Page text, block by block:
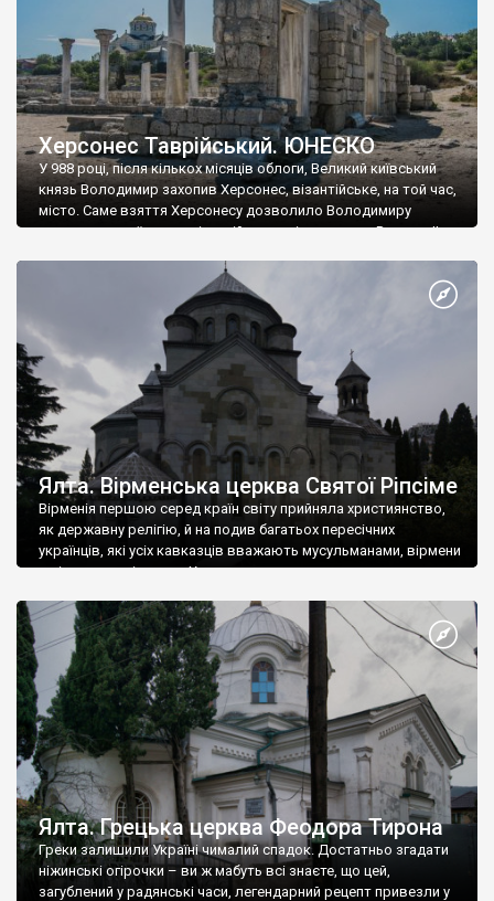
Херсонес Таврійський. ЮНЕСКО
У 988 році, після кількох місяців облоги, Великий київський
князь Володимир захопив Херсонес, візантійське, на той час,
місто. Саме взяття Херсонесу дозволило Володимиру
диктувати свої умови візантійському імператору Василю ІІ, та
Херсонесі Володимир-язичник, став Василем-християнином.
А потім було Хрещення Русі. На честь Херсонесу Таврійського
Ялта. Вірменська церква Святої Ріпсіме
Вірменія першою серед країн світу прийняла християнство,
як державну релігію, й на подив багатьох пересічних
українців, які усіх кавказців вважають мусульманами, вірмени
є відданими вірянами Христа
Ялта. Грецька церква Феодора Тирона
Греки залишили Україні чималий спадок. Достатньо згадати
ніжинські огірочки – ви ж мабуть всі знаєте, що цей,
загублений у радянські часи, легендарний рецепт привезли у